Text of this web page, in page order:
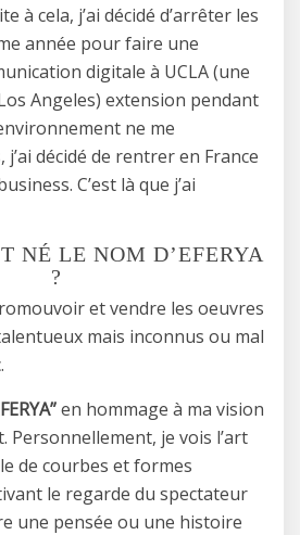
à cela, j’ai décidé d’arrêter les
année pour faire une
digitale à UCLA (une
Angeles) extension pendant
ne me
décidé de rentrer en France
C’est là que j’ai
NÉ LE NOM D’EFERYA
?
et vendre les oeuvres
mais inconnus ou mal
en hommage à ma vision
Personnellement, je vois l’art
de courbes et formes
le regarde du spectateur
une pensée ou une histoire